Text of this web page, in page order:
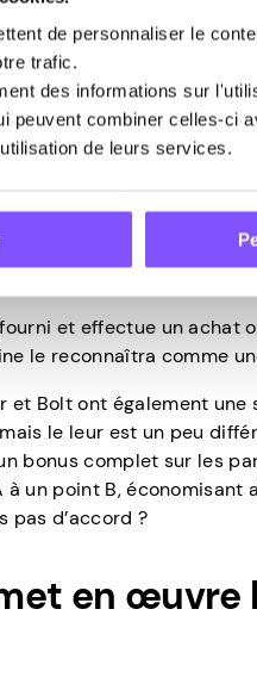
de personnaliser le
trafic.
des informations sur
peuvent combiner celles-ci
de leurs services.
grand nombre possible
la plupart des sites, la
principal et son
présentent sous de
de parrainage
amis.
pour les produits
tels que les e-mails,
et effectue un
le reconnaîtra comme
et Bolt ont également
le leur est un peu
bonus complet sur les
un point B, économisant
pas d’accord ?
en œuvre